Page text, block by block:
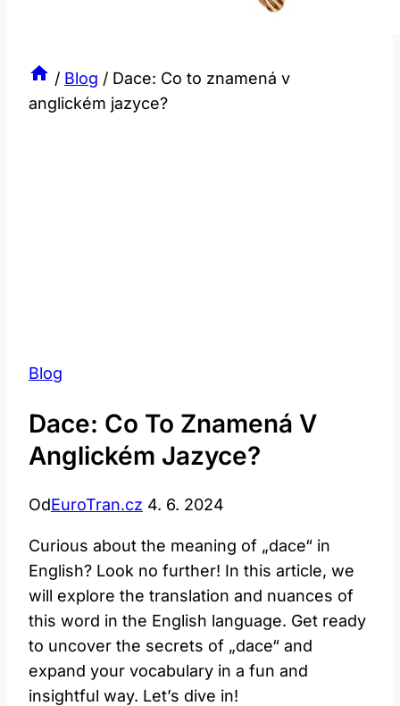
/ Blog / Dace: Co to znamená v
anglickém jazyce?
Blog
Dace: Co To Znamená V
Anglickém Jazyce?
OdEuroTran.cz 4. 6. 2024
Curious about the meaning of „dace“ in
English? Look no further! In this article, we
will explore the translation and nuances of
this word in the English language. Get ready
to uncover the secrets of „dace“ and
expand your vocabulary in a fun and
insightful way. Let’s dive in!